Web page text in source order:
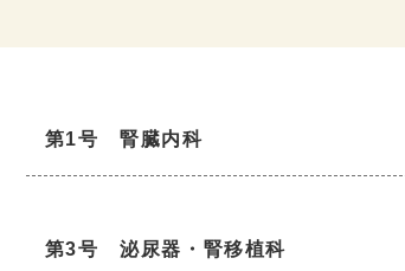
第1号 腎臓内科
第3号 泌尿器・腎移植科